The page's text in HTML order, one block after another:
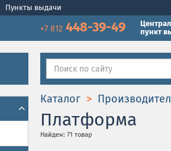
Пункты выдачи
+7 812 448-39-49
пункт
Каталог
Платформа
Найден: 71 товар